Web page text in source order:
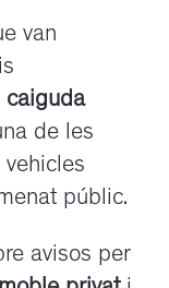
van
caiguda
de les
públic.
avisos per